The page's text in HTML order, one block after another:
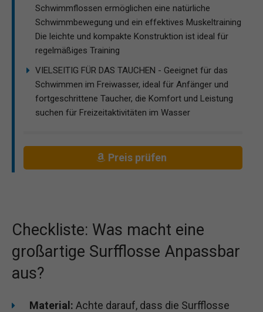
Schwimmflossen ermöglichen eine natürliche
Schwimmbewegung und ein effektives Muskeltraining
Die leichte und kompakte Konstruktion ist ideal für
regelmäßiges Training
VIELSEITIG FÜR DAS TAUCHEN - Geeignet für das
Schwimmen im Freiwasser, ideal für Anfänger und
fortgeschrittene Taucher, die Komfort und Leistung
suchen für Freizeitaktivitäten im Wasser
Preis prüfen
Checkliste: Was macht eine
großartige Surfflosse Anpassbar
aus?
Material: Achte darauf, dass die Surfflosse